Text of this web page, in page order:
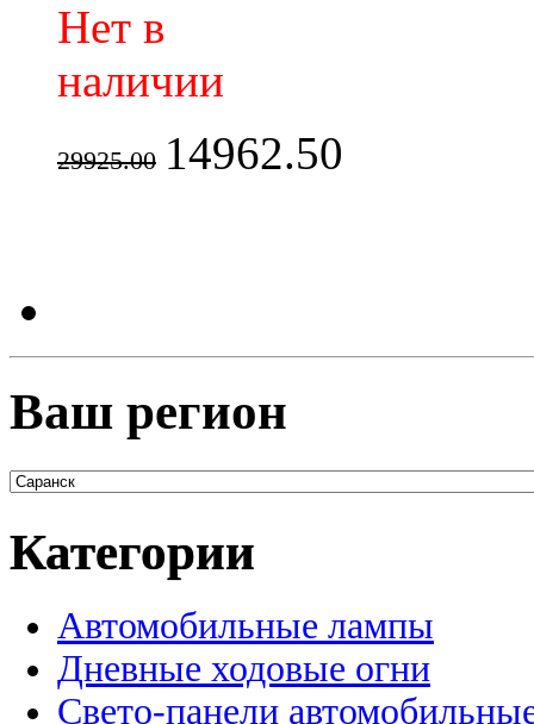
Нет в
наличии
29925.00 14962.50
Ваш регион
Категории
Автомобильные лампы
Дневные ходовые огни
Свето-панели